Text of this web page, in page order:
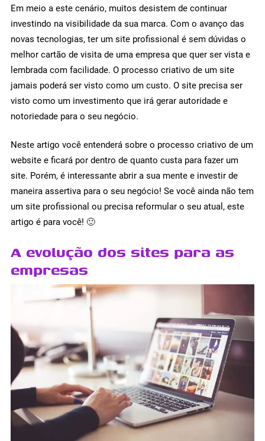
Em meio a este cenário, muitos desistem de continuar
investindo na visibilidade da sua marca. Com o avanço das
novas tecnologias, ter um site profissional é sem dúvidas o
melhor cartão de visita de uma empresa que quer ser vista e
lembrada com facilidade. O processo criativo de um site
jamais poderá ser visto como um custo. O site precisa ser
visto como um investimento que irá gerar autoridade e
notoriedade para o seu negócio.
Neste artigo você entenderá sobre o processo criativo de um
website e ficará por dentro de quanto custa para fazer um
site. Porém, é interessante abrir a sua mente e investir de
maneira assertiva para o seu negócio! Se você ainda não tem
um site profissional ou precisa reformular o seu atual, este
artigo é para você! 🙂
A evolução dos sites para as
empresas